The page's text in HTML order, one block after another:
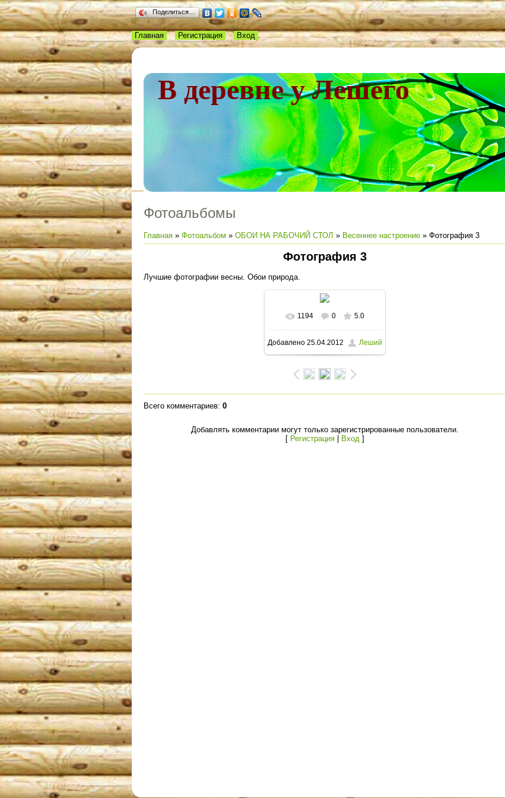
Поделиться…
В деревне у Лешего
Главная Регистрация Вход
Фотоальбомы
Главная » Фотоальбом » ОБОИ НА РАБОЧИЙ СТОЛ » Весеннее настроение » Фотография 3
Фотография 3
Лучшие фотографии весны. Обои природа.
В реальном размере
1600x1200/ 162.7Kb
1194 0 5.0
Добавлено25.04.2012 Леший
Всего комментариев: 0
Добавлять комментарии могут только зарегистрированные пользователи.
[ Регистрация| Вход ]